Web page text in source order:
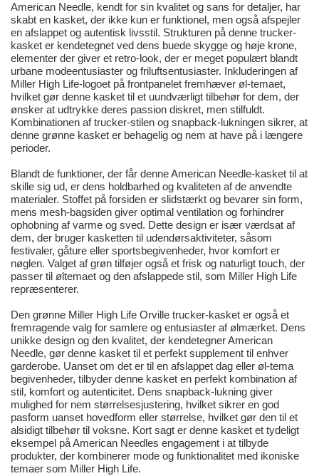
American Needle, kendt for sin kvalitet og sans for detaljer, har
skabt en kasket, der ikke kun er funktionel, men også afspejler
en afslappet og autentisk livsstil. Strukturen på denne trucker-
kasket er kendetegnet ved dens buede skygge og høje krone,
elementer der giver et retro-look, der er meget populært blandt
urbane modeentusiaster og friluftsentusiaster. Inkluderingen af
Miller High Life-logoet på frontpanelet fremhæver øl-temaet,
hvilket gør denne kasket til et uundværligt tilbehør for dem, der
ønsker at udtrykke deres passion diskret, men stilfuldt.
Kombinationen af trucker-stilen og snapback-lukningen sikrer, at
denne grønne kasket er behagelig og nem at have på i længere
perioder.
Blandt de funktioner, der får denne American Needle-kasket til at
skille sig ud, er dens holdbarhed og kvaliteten af de anvendte
materialer. Stoffet på forsiden er slidstærkt og bevarer sin form,
mens mesh-bagsiden giver optimal ventilation og forhindrer
ophobning af varme og sved. Dette design er især værdsat af
dem, der bruger kasketten til udendørsaktiviteter, såsom
festivaler, gåture eller sportsbegivenheder, hvor komfort er
nøglen. Valget af grøn tilføjer også et frisk og naturligt touch, der
passer til øltemaet og den afslappede stil, som Miller High Life
repræsenterer.
Den grønne Miller High Life Orville trucker-kasket er også et
fremragende valg for samlere og entusiaster af ølmærket. Dens
unikke design og den kvalitet, der kendetegner American
Needle, gør denne kasket til et perfekt supplement til enhver
garderobe. Uanset om det er til en afslappet dag eller øl-tema
begivenheder, tilbyder denne kasket en perfekt kombination af
stil, komfort og autenticitet. Dens snapback-lukning giver
mulighed for nem størrelsesjustering, hvilket sikrer en god
pasform uanset hovedform eller størrelse, hvilket gør den til et
alsidigt tilbehør til voksne. Kort sagt er denne kasket et tydeligt
eksempel på American Needles engagement i at tilbyde
produkter, der kombinerer mode og funktionalitet med ikoniske
temaer som Miller High Life.